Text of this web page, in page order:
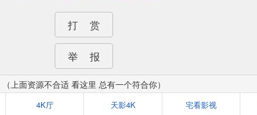
打 赏
举 报
（上面资源不合适 看这里 总有一个符合你）
4K厅 天影4K 宅看影视